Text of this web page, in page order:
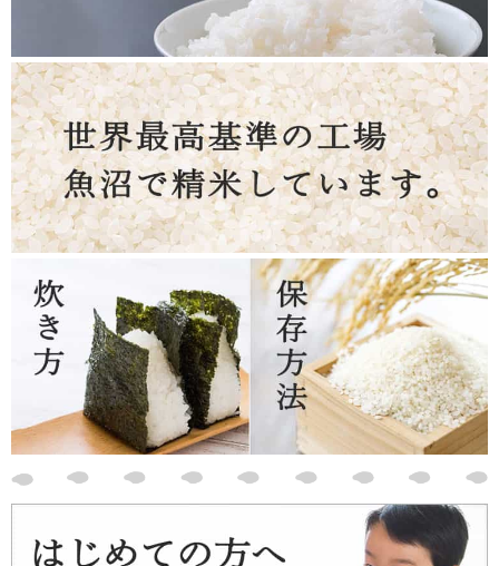
【3人分?】
いつも娘に送っていただいてますが、結婚して赤ちゃんが生まれ
るので3人分?のお米が必要になりました(笑)
これからも美味しいお米をよろしくです!!!
：ししまる さま
2018/10/10
5
冷めてもうまい!お弁当にしたとき全然違います。
：うさぎ さま
2018/09/15
5
【すぐ届く】
文してもうとどきました。指南書や、おまけのうめぼしまで。迅
速な対応ありがとうございます
：ごはん好きー さま
2018/09/15